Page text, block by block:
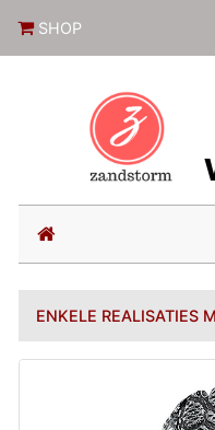
SHOP
(current)
ENKELE REALISATIES